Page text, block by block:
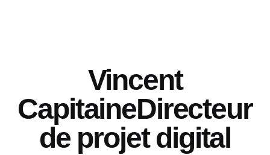
Vincent
CapitaineDirecteur
de projet digital